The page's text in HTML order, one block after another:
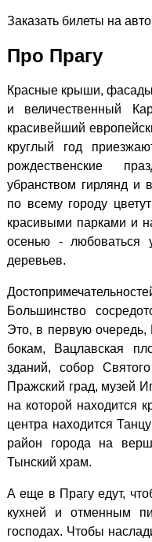
Заказать билеты на
Про Прагу
Красные крыши, фасады
и величественный
красивейший
круглый год
рождественские
убранством гирлянд и
по всему городу
красивыми парками и
осенью - любоваться
деревьев.
Большинство
Это, в первую очередь,
бокам, Вацлавская
зданий, собор
Пражский град, музей
на которой находится
центра находится
район города на
Тынский храм.
А еще в Прагу едут,
кухней и отменным
господах. Чтобы